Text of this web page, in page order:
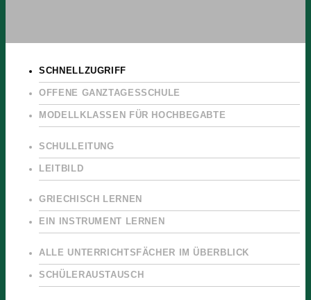
SCHNELLZUGRIFF
OFFENE GANZTAGESSCHULE
MODELLKLASSEN FÜR HOCHBEGABTE
SCHULLEITUNG
LEITBILD
GRIECHISCH LERNEN
EIN INSTRUMENT LERNEN
ALLE UNTERRICHTSFÄCHER IM ÜBERBLICK
SCHÜLERAUSTAUSCH